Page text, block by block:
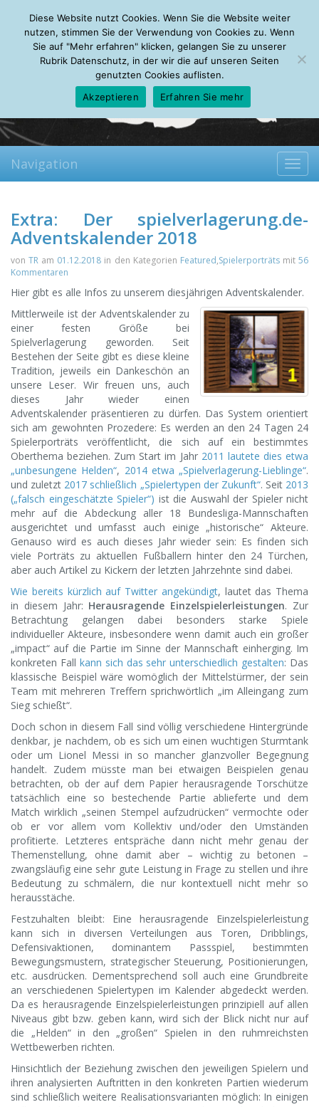
Friday, 07.08.2026
Mein Account
About Autoren Leseempfehlungen FAQ
Navigation
Extra: Der spielverlagerung.de-
Adventskalender 2018
vonTR am 01.12.2018 in den Kategorien Featured,Spielerporträtsmit56
Kommentaren
Hier gibt es alle Infos zu unserem diesjährigen Adventskalender.
Mittlerweile ist der Adventskalender zu
einer festen Größe bei
Spielverlagerung geworden. Seit
Bestehen der Seite gibt es diese kleine
Tradition, jeweils ein Dankeschön an
unsere Leser. Wir freuen uns, auch
dieses Jahr wieder einen
Adventskalender präsentieren zu dürfen. Das System orientiert
sich am gewohnten Prozedere: Es werden an den 24 Tagen 24
Spielerporträts veröffentlicht, die sich auf ein bestimmtes
Oberthema beziehen. Zum Start im Jahr 2011 lautete dies etwa
„unbesungene Helden“, 2014 etwa „Spielverlagerung-Lieblinge“.
und zuletzt 2017 schließlich „Spielertypen der Zukunft“. Seit 2013
(„falsch eingeschätzte Spieler“) ist die Auswahl der Spieler nicht
mehr auf die Abdeckung aller 18 Bundesliga-Mannschaften
ausgerichtet und umfasst auch einige „historische“ Akteure.
Genauso wird es auch dieses Jahr wieder sein: Es finden sich
viele Porträts zu aktuellen Fußballern hinter den 24 Türchen,
aber auch Artikel zu Kickern der letzten Jahrzehnte sind dabei.
Wie bereits kürzlich auf Twitter angekündigt, lautet das Thema
in diesem Jahr: Herausragende Einzelspielerleistungen. Zur
Betrachtung gelangen dabei besonders starke Spiele
individueller Akteure, insbesondere wenn damit auch ein großer
„impact“ auf die Partie im Sinne der Mannschaft einherging. Im
konkreten Fall kann sich das sehr unterschiedlich gestalten: Das
klassische Beispiel wäre womöglich der Mittelstürmer, der sein
Team mit mehreren Treffern sprichwörtlich „im Alleingang zum
Sieg schießt“.
Doch schon in diesem Fall sind völlig verschiedene Hintergründe
denkbar, je nachdem, ob es sich um einen wuchtigen Sturmtank
oder um Lionel Messi in so mancher glanzvoller Begegnung
handelt. Zudem müsste man bei etwaigen Beispielen genau
betrachten, ob der auf dem Papier herausragende Torschütze
tatsächlich eine so bestechende Partie ablieferte und dem
Match wirklich „seinen Stempel aufzudrücken“ vermochte oder
ob er vor allem vom Kollektiv und/oder den Umständen
profitierte. Letzteres entspräche dann nicht mehr genau der
Themenstellung, ohne damit aber – wichtig zu betonen –
zwangsläufig eine sehr gute Leistung in Frage zu stellen und ihre
Bedeutung zu schmälern, die nur kontextuell nicht mehr so
herausstäche.
Festzuhalten bleibt: Eine herausragende Einzelspielerleistung
kann sich in diversen Verteilungen aus Toren, Dribblings,
Defensivaktionen, dominantem Passspiel, bestimmten
Bewegungsmustern, strategischer Steuerung, Positionierungen,
etc. ausdrücken. Dementsprechend soll auch eine Grundbreite
an verschiedenen Spielertypen im Kalender abgedeckt werden.
Da es herausragende Einzelspielerleistungen prinzipiell auf allen
Niveaus gibt bzw. geben kann, wird sich der Blick nicht nur auf
die „Helden“ in den „großen“ Spielen in den ruhmreichsten
Wettbewerben richten.
Hinsichtlich der Beziehung zwischen den jeweiligen Spielern und
ihren analysierten Auftritten in den konkreten Partien wiederum
sind schließlich weitere Realisationsvarianten möglich: In einigen
Diese Website nutzt Cookies. Wenn Sie die Website weiter
nutzen, stimmen Sie der Verwendung von Cookies zu. Wenn
Sie auf "Mehr erfahren" klicken, gelangen Sie zu unserer
Rubrik Datenschutz, in der wir die auf unseren Seiten
genutzten Cookies auflisten.
Akzeptieren
Erfahren Sie mehr